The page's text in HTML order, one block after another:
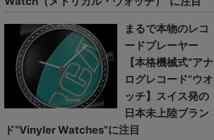
まるで本物のレコ
ードプレーヤー
【本格機械式“アナ
ログレコード”ウオ
ッチ】スイス発の
日本未上陸ブラン
ド“Vinyler Watches”に注目